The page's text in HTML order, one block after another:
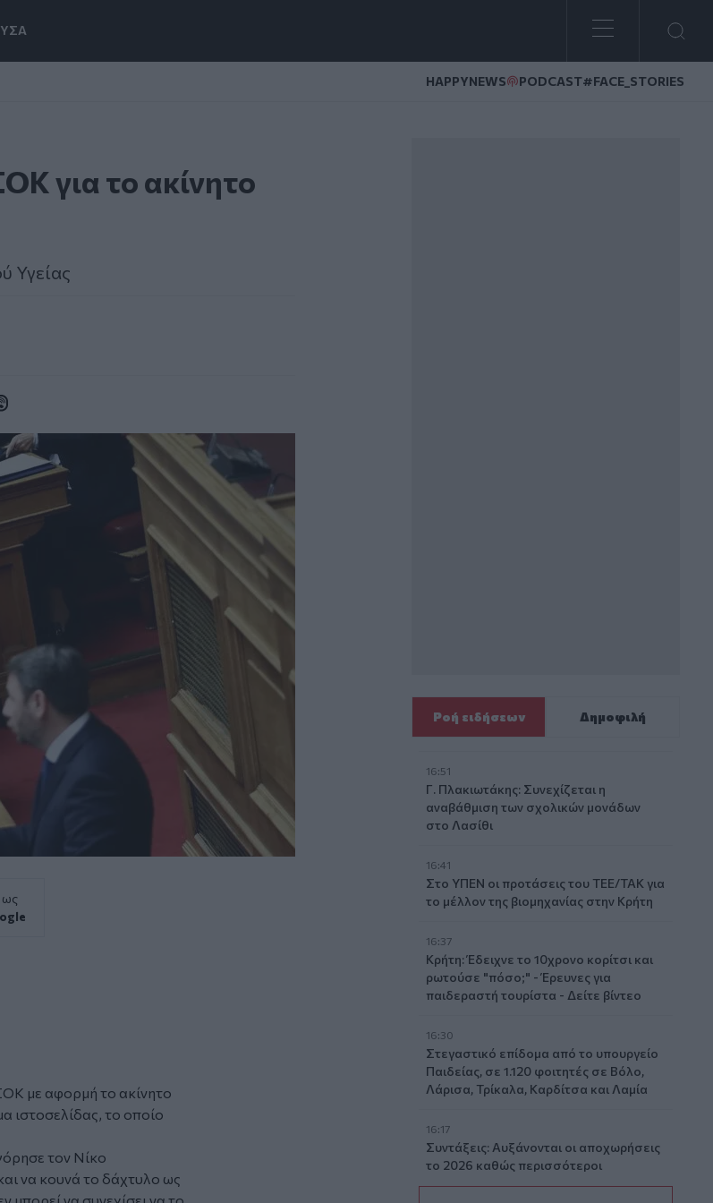
HAPPYNEWS PODCAST#FACE_STORIES
για το ακίνητο
Υγείας
ως
με αφορμή το ακίνητο
ιστοσελίδας, το οποίο
τον Νίκο
να κουνά το δάχτυλο ως
Ροή ειδήσεων Δημοφιλή
16:51
Γ. Πλακιωτάκης: Συνεχίζεται η
αναβάθμιση των σχολικών μονάδων
στο Λασίθι
16:41
Στο ΥΠΕΝ οι προτάσεις του ΤΕΕ/ΤΑΚ για
το μέλλον της βιομηχανίας στην Κρήτη
16:37
Κρήτη: Έδειχνε το 10χρονο κορίτσι και
ρωτούσε "πόσο;" - Έρευνες για
παιδεραστή τουρίστα - Δείτε βίντεο
16:30
Στεγαστικό επίδομα από το υπουργείο
Παιδείας, σε 1.120 φοιτητές σε Βόλο,
Λάρισα, Τρίκαλα, Καρδίτσα και Λαμία
16:17
Συντάξεις: Αυξάνονται οι αποχωρήσεις
το 2026 καθώς περισσότεροι
ασφαλισμένοι βγαίνουν νωρίτερα